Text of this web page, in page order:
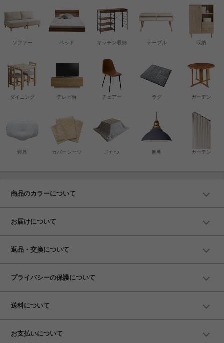
ソファー ベッド 収納
キッチン収納
寝具 カバーシーツ
チェアー
テーブル
こたつ
テレビ台
ダイニング ラグ
カーテン
照明
ガーデン
商品のカラーについて
お届けについて
返品・交換について
プライバシーの保護について
送料について
お支払いについて